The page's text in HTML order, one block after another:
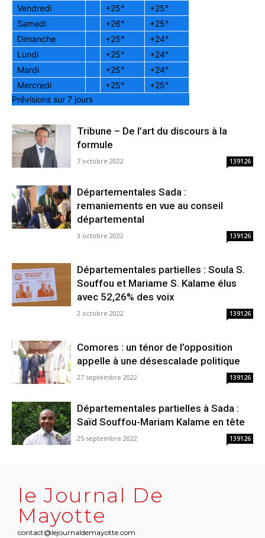
Vendredi
+25° +25°
Samedi
+26° +25°
Dimanche
+25° +24°
Lundi
+25° +24°
Mardi
+25° +24°
Mercredi
+25° +25°
Prévisions sur 7 jours
Tribune – De l’art du discours à la
formule
7 octobre 2022 139126
Départementales Sada :
remaniements en vue au conseil
départemental
3 octobre 2022 139126
Départementales partielles : Soula S.
Souffou et Mariame S. Kalame élus
avec 52,26% des voix
2 octobre 2022 139126
Comores : un ténor de l’opposition
appelle à une désescalade politique
27 septembre 2022 139126
Départementales partielles à Sada :
Saïd Souffou-Mariam Kalame en tête
25 septembre 2022 139126
le Journal De
Mayotte
contact@lejournaldemayotte.com